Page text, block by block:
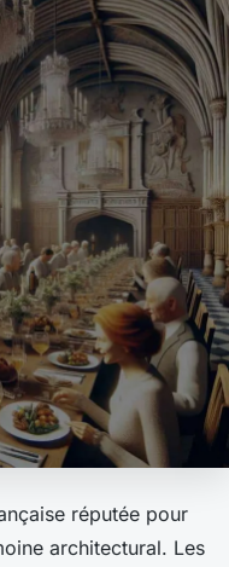
réputée pour
architectural. Les